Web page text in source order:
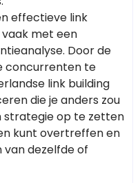
effectieve link
met een
Door de
concurrenten te
link building
die je anders zou
strategie op te zetten
kunt overtreffen en
van dezelfde of